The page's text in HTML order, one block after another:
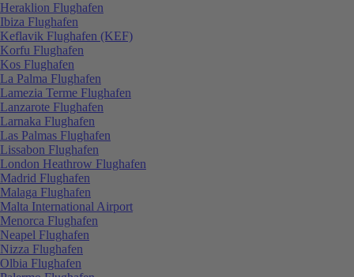
Heraklion Flughafen
Ibiza Flughafen
Keflavik Flughafen (KEF)
Korfu Flughafen
Kos Flughafen
La Palma Flughafen
Lamezia Terme Flughafen
Lanzarote Flughafen
Larnaka Flughafen
Las Palmas Flughafen
Lissabon Flughafen
London Heathrow Flughafen
Madrid Flughafen
Malaga Flughafen
Malta International Airport
Menorca Flughafen
Neapel Flughafen
Nizza Flughafen
Olbia Flughafen